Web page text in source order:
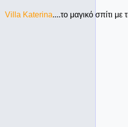
Villa Katerina....το μαγικό σπίτι με